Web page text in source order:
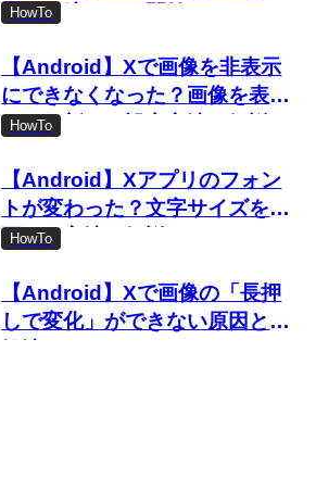
て取り締まりを開始
HowTo
【Android】Xで画像を非表示
にできなくなった？画像を表示
しない新しい設定方法を解説
HowTo
【Android】Xアプリのフォン
トが変わった？文字サイズを変
更する方法を解説
HowTo
【Android】Xで画像の「長押
しで変化」ができない原因と対